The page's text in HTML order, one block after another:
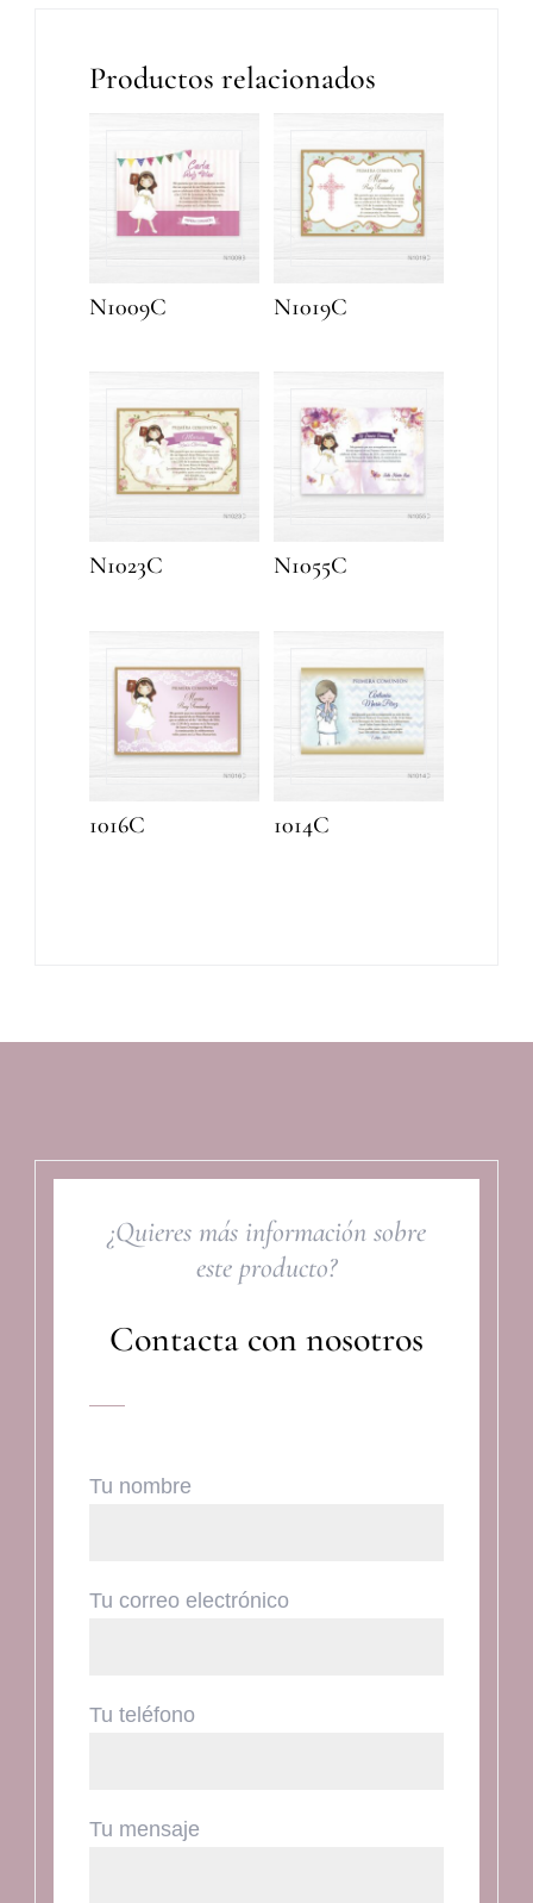
Productos relacionados
N1009C N1019C
N1023C N1055C
1016C 1014C
¿Quieres más información sobre
este producto?
Contacta con nosotros
Tu nombre
Tu correo electrónico
Tu teléfono
Tu mensaje